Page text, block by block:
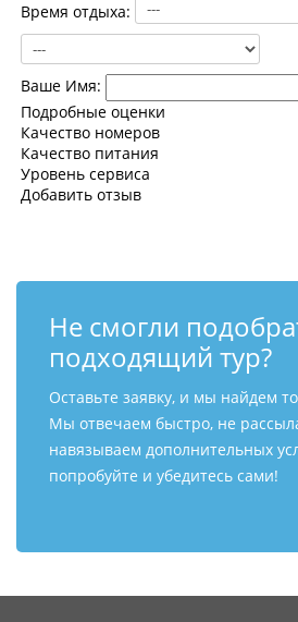
Время отдыха:
Ваше Имя:
Подробные оценки
Качество номеров
Качество питания
Уровень сервиса
Добавить отзыв
Не смогли
подходящий тур?
Оставьте заявку, и мы найдем
Мы отвечаем быстро, не
навязываем дополнительных
попробуйте и убедитесь сами!